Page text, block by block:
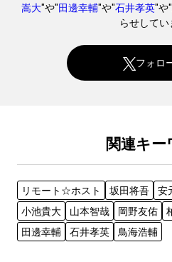
嵩大"や"田邊幸輔"や"石井孝英"や"
らせしてい
フォロ
関連キー
リモート☆ホスト 坂田将吾 安
小池貴大
山本智哉 岡野友佑
田邊幸輔
石井孝英 鳥海浩輔